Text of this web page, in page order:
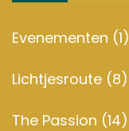
Evenementen (1)
Lichtjesroute (8)
The Passion (14)